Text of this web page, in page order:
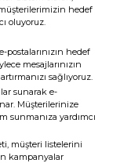
hedef
oluyoruz.
postalarınızın hedef
mesajlarınızın
sağlıyoruz.
sunarak e-
Müşterilerinize
sunmanıza yardımcı
müşteri listelerini
kampanyalar